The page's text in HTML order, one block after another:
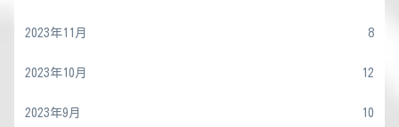
2023年11月 8
2023年10月 12
2023年9月 10